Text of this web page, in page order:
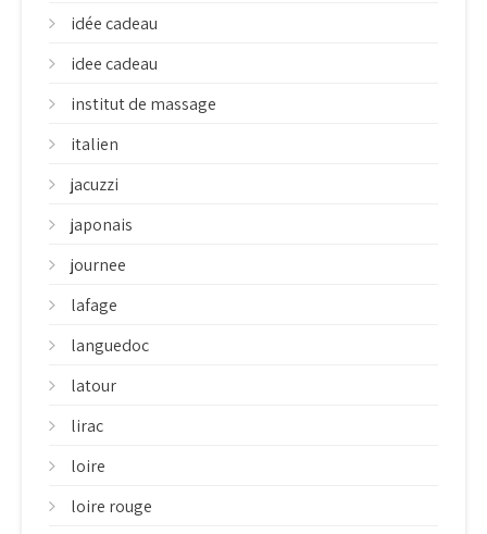
idée cadeau
idee cadeau
institut de massage
italien
jacuzzi
japonais
journee
lafage
languedoc
latour
lirac
loire
loire rouge